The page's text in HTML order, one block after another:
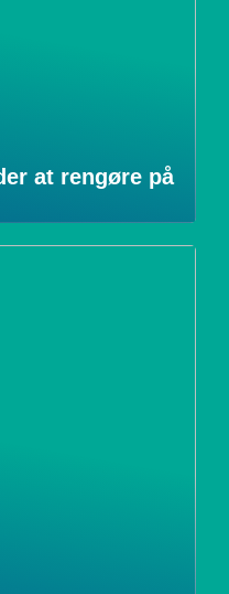
at rengøre på